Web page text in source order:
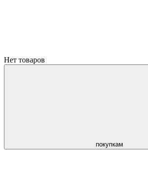
Нет товаров
покупкам